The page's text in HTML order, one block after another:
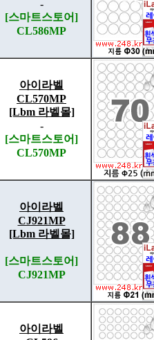
-
[스마트스토어]
CL586MP
아이라벨
CL570MP
[Lbm 라벨몰]
-
[스마트스토어]
CL570MP
아이라벨
CJ921MP
[Lbm 라벨몰]
[스마트스토어]
CJ921MP
아이라벨